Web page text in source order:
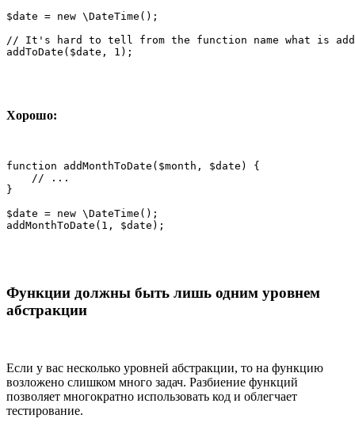
$date = new \DateTime();
// It's hard to tell from the function name what is
addToDate($date, 1);
Хорошо:
function addMonthToDate($month, $date) {
    // ...
}
$date = new \DateTime();
addMonthToDate(1, $date);
Функции должны быть лишь одним уровнем
абстракции
Если у вас несколько уровней абстракции, то на функцию
возложено слишком много задач. Разбиение функций
позволяет многократно использовать код и облегчает
тестирование.